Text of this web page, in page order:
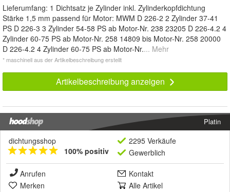
Lieferumfang: 1 Dichtsatz je Zylinder inkl. Zylinderkopfdichtung
Stärke 1,5 mm passend für Motor: MWM D 226-2 2 Zylinder 37-41
PS D 226-3 3 Zylinder 54-58 PS ab Motor-Nr. 238 23205 D 226-4.2 4
Zylinder 60-75 PS ab Motor-Nr. 258 14809 bis Motor-Nr. 258 20000
D 226-4.2 4 Zylinder 60-75 PS ab Motor-Nr.... Mehr
* maschinell aus der Artikelbeschreibung erstellt
Artikelbeschreibung anzeigen
Platin
dichtungsshop
100% positiv
2295 Verkäufe
Gewerblich
Anrufen
Kontakt
Merken
Alle Artikel